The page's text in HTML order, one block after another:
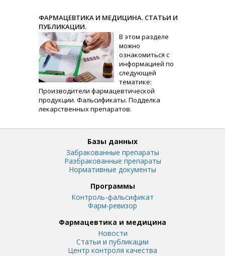
ФАРМАЦЕВТИКА И МЕДИЦИНА. СТАТЬИ И
ПУБЛИКАЦИИ.
В этом разделе
можно
ознакомиться с
информацией по
следующей
тематике:
Производители фармацевтической
продукции. Фальсификаты. Подделка
лекарственных препаратов.
Базы данных
Забракованные препараты
Разбракованные препараты
Нормативные документы
Программы
Контроль-фальсификат
Фарм-ревизор
Фармацевтика и медицина
Новости
Статьи и публикации
Центр контроля качества